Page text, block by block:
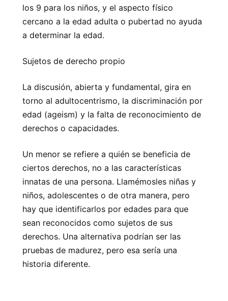
los 9 para los niños, y el aspecto físico
cercano a la edad adulta o pubertad no ayuda
a determinar la edad.
Sujetos de derecho propio
La discusión, abierta y fundamental, gira en
torno al adultocentrismo, la discriminación por
edad (ageism) y la falta de reconocimiento de
derechos o capacidades.
Un menor se refiere a quién se beneficia de
ciertos derechos, no a las características
innatas de una persona. Llamémosles niñas y
niños, adolescentes o de otra manera, pero
hay que identificarlos por edades para que
sean reconocidos como sujetos de sus
derechos. Una alternativa podrían ser las
pruebas de madurez, pero esa sería una
historia diferente.